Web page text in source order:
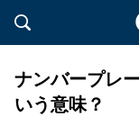
ナンバープレ
いう意味？